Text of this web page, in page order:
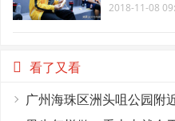
2018-11-08
看了又看
广州海珠区洲头咀公园附